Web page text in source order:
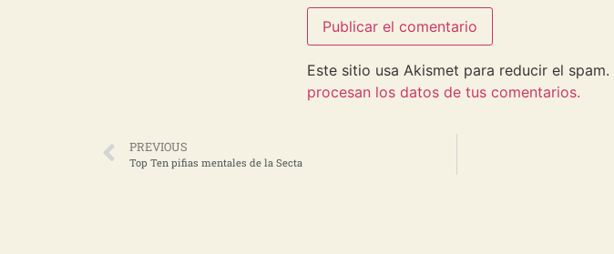
Este sitio usa Akismet para reducir el spam.
procesan los datos de tus comentarios.
PREVIOUS
Top Ten pifias mentales de la Secta